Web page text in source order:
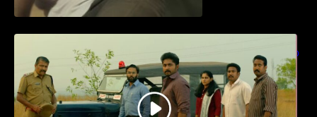
എത്തുന്ന “പാർട്നെർസ്” പ്രേക്ഷക ശ്രദ്ധ
നേടിയ ടീസർ കാണാം..